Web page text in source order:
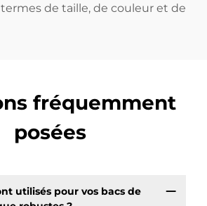
de taille, de couleur et de
fréquemment
posées
utilisés pour vos bacs de